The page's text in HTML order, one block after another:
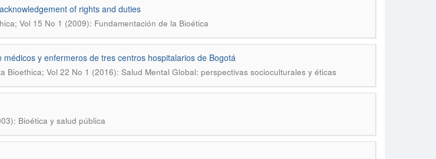
of rights and duties
Vol 15 No 1 (2009): Fundamentación de la Bioética
y enfermeros de tres centros hospitalarios de Bogotá
Bioethica; Vol 22 No 1 (2016): Salud Mental Global: perspectivas socioculturales y éticas
Bioética y salud pública